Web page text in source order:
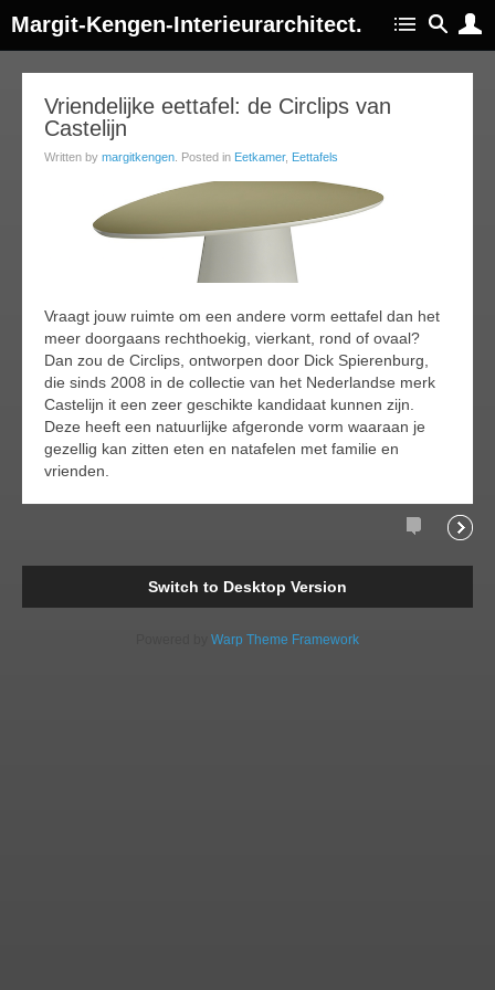
Margit-Kengen-Interieurarchitect.
Vriendelijke eettafel: de Circlips van
Castelijn
Written by margitkengen . Posted in Eetkamer, Eettafels
Vraagt jouw ruimte om een andere vorm eettafel dan het
meer doorgaans rechthoekig, vierkant, rond of ovaal?
Dan zou de Circlips, ontworpen door Dick Spierenburg,
die sinds 2008 in de collectie van het Nederlandse merk
Castelijn it een zeer geschikte kandidaat kunnen zijn.
Deze heeft een natuurlijke afgeronde vorm waaraan je
gezellig kan zitten eten en natafelen met familie en
vrienden.
Comments
Switch to Desktop Version
Warp Theme Framework